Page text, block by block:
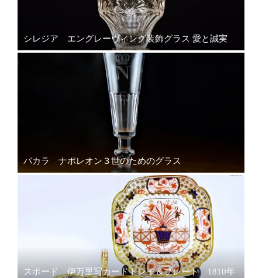
シレジア エングレーヴィング装飾グラス 愛と誠実
バカラ ナポレオン３世のためのグラス
スポード 伊万里写カードトレイ＆プレート 1810年